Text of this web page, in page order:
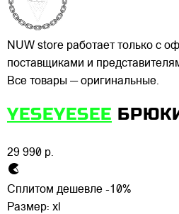
NUW store работает только с
поставщиками и
Все товары — оригинальные.
YESEYESEE БРЮКИ
29 990 р.
Сплитом дешевле -10%
Размер: xl